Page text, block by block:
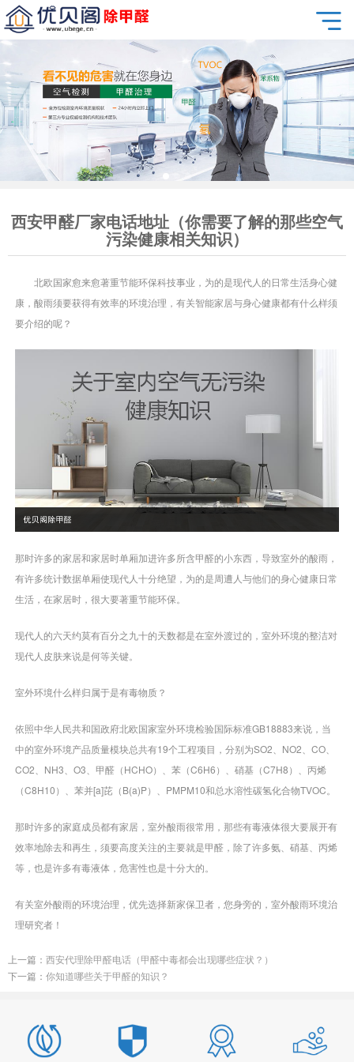
西安甲醛厂家电话地址（你需要了解的那些空气
污染健康相关知识）
北欧国家愈来愈著重节能环保科技事业，为的是现代人的日常生活身心健
康，酸雨须要获得有效率的环境治理，有关智能家居与身心健康都有什么样须
要介绍的呢？
那时许多的家居和家居时单厢加进许多所含甲醛的小东西，导致室外的酸雨，
有许多统计数据单厢使现代人十分绝望，为的是周遭人与他们的身心健康日常
生活，在家居时，很大要著重节能环保。
现代人的六天约莫有百分之九十的天数都是在室外渡过的，室外环境的整洁对
现代人皮肤来说是何等关键。
室外环境什么样归属于是有毒物质？
依照中华人民共和国政府北欧国家室外环境检验国际标准GB18883来说，当
中的室外环境产品质量模块总共有19个工程项目，分别为SO2、NO2、CO、
CO2、NH3、O3、甲醛（HCHO）、苯（C6H6）、硝基（C7H8）、丙烯
（C8H10）、苯并[a]芘（B(a)P）、PMPM10和总水溶性碳氢化合物TVOC。
那时许多的家庭成员都有家居，室外酸雨很常用，那些有毒液体很大要展开有
效率地除去和再生，须要高度关注的主要就是甲醛，除了许多氨、硝基、丙烯
等，也是许多有毒液体，危害性也是十分大的。
有关室外酸雨的环境治理，优先选择新家保卫者，您身旁的，室外酸雨环境治
理研究者！
上一篇： 西安代理除甲醛电话（甲醛中毒都会出现哪些症状？）
下一篇： 你知道哪些关于甲醛的知识？